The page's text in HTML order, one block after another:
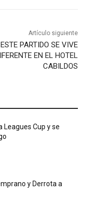
Artículo siguiente
ESTE PARTIDO SE VIVE
EN EL HOTEL
CABILDOS
Leagues Cup y se
y Derrota a